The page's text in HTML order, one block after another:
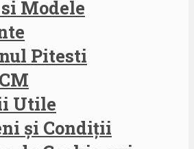
Modele
Pitesti
Utile
și Condiții